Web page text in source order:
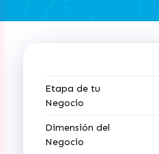
Etapa de tu
Negocio
Dimensión del
Negocio